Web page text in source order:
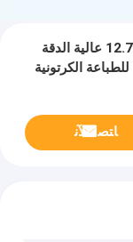
TIJ 2.5 طابعة حبر النفاث زرقاء طابعة 12.7mm عالية الدقة
ﺎﺘﺼﻟ ﺍﻶﻧ